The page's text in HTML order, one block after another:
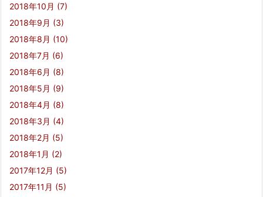
2018年10月 (7)
2018年9月 (3)
2018年8月 (10)
2018年7月 (6)
2018年6月 (8)
2018年5月 (9)
2018年4月 (8)
2018年3月 (4)
2018年2月 (5)
2018年1月 (2)
2017年12月 (5)
2017年11月 (5)